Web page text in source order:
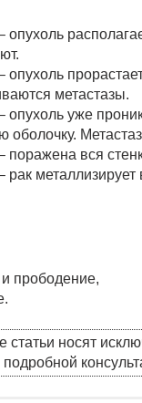
опухоль
опухоль
метастазы.
опухоль уже
оболочку.
поражена вся
рак
прободение,
статьи носят
подробной